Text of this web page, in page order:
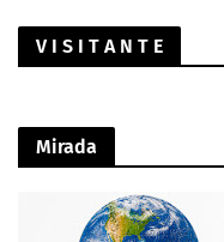
V I S I T A N T E
Mirada